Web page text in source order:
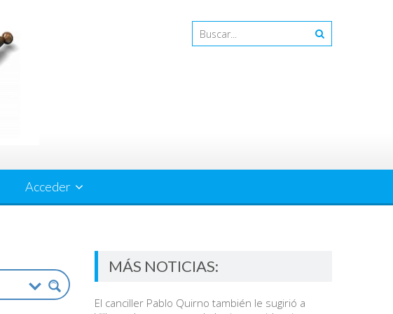
Acceder
MÁS NOTICIAS:
El canciller Pablo Quirno también le sugirió a